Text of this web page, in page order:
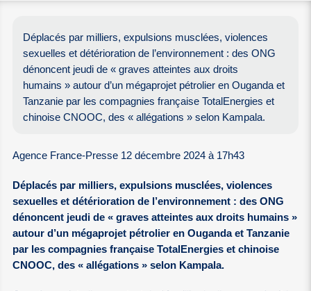
Déplacés par milliers, expulsions musclées, violences
sexuelles et détérioration de l’environnement : des ONG
dénoncent jeudi de « graves atteintes aux droits
humains » autour d’un mégaprojet pétrolier en Ouganda et
Tanzanie par les compagnies française TotalEnergies et
chinoise CNOOC, des « allégations » selon Kampala.
Agence France-Presse 12 décembre 2024 à 17h43
Déplacés par milliers, expulsions musclées, violences
sexuelles et détérioration de l’environnement : des ONG
dénoncent jeudi de « graves atteintes aux droits humains »
autour d’un mégaprojet pétrolier en Ouganda et Tanzanie
par les compagnies française TotalEnergies et chinoise
CNOOC, des « allégations » selon Kampala.